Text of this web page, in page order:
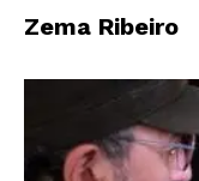
Zema Ribeiro